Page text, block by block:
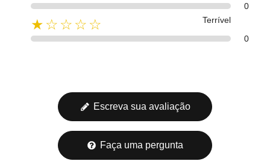
0
★☆☆☆☆
Terrível
0
Escreva sua avaliação
Faça uma pergunta